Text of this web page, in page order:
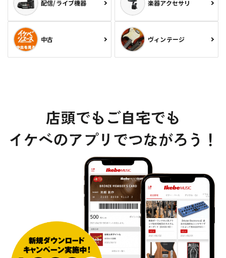
配信/ライブ機器 楽器アクセサリ
中古 ヴィンテージ